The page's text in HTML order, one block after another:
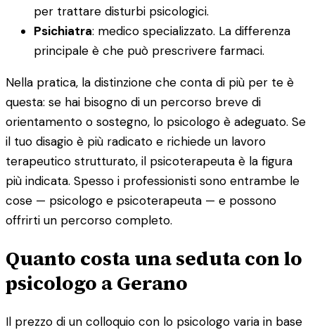
per trattare disturbi psicologici.
Psichiatra: medico specializzato. La differenza
principale è che può prescrivere farmaci.
Nella pratica, la distinzione che conta di più per te è
questa: se hai bisogno di un percorso breve di
orientamento o sostegno, lo psicologo è adeguato. Se
il tuo disagio è più radicato e richiede un lavoro
terapeutico strutturato, il psicoterapeuta è la figura
più indicata. Spesso i professionisti sono entrambe le
cose — psicologo e psicoterapeuta — e possono
offrirti un percorso completo.
Quanto costa una seduta con lo
psicologo a Gerano
Il prezzo di un colloquio con lo psicologo varia in base